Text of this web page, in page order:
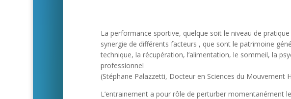
La performance sportive, quelque soit le niveau de
synergie de différents facteurs , que sont le patrimoine
technique, la récupération, l’alimentation, le sommeil, la
professionnel
(Stéphane Palazzetti, Docteur en Sciences du Mouvement
L’entrainement a pour rôle de perturber momentanément